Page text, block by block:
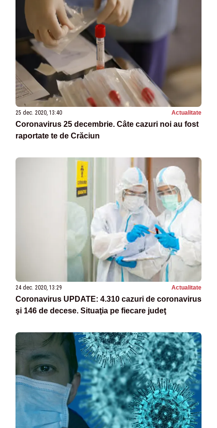
25 dec. 2020, 13:40 Actualitate
Coronavirus 25 decembrie. Câte cazuri noi au fost
raportate te de Crăciun
24 dec. 2020, 13:29 Actualitate
Coronavirus UPDATE: 4.310 cazuri de coronavirus
şi 146 de decese. Situaţia pe fiecare judeţ